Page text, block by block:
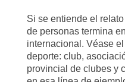
Si se entiende el
de personas termina
internacional. Véase
deporte: club,
provincial de clubes y